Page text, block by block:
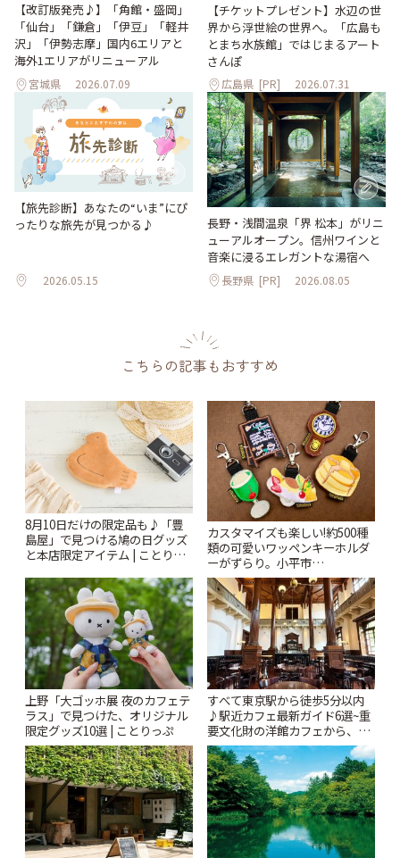
【改訂版発売♪】「角館・盛岡」
「仙台」「鎌倉」「伊豆」「軽井
沢」「伊勢志摩」国内6エリアと
海外1エリアがリニューアル
宮城県 2026.07.09
【チケットプレゼント】水辺の世
界から浮世絵の世界へ。「広島も
とまち水族館」ではじまるアート
さんぽ
広島県 [PR] 2026.07.31
【旅先診断】あなたの“いま”にぴ
ったりな旅先が見つかる♪
2026.05.15
長野・浅間温泉「界 松本」がリニ
ューアルオープン。信州ワインと
音楽に浸るエレガントな湯宿へ
長野県 [PR] 2026.08.05
こちらの記事もおすすめ
8月10日だけの限定品も♪「豊
島屋」で見つける鳩の日グッズ
と本店限定アイテム | ことりっ
カスタマイズも楽しい!約500種
類の可愛いワッペンキーホルダ
ーがずらり。小平市
「Kimamaya T&K」 | ことりっ
ぷ
上野「大ゴッホ展 夜のカフェテ
ラス」で見つけた、オリジナル
限定グッズ10選 | ことりっぷ
すべて東京駅から徒歩5分以内
♪駅近カフェ最新ガイド6選~重
要文化財の洋館カフェから、改
札すぐのレトロ喫茶まで~ | こと
りっぷ